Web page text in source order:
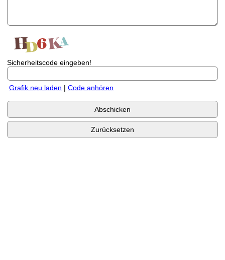
Sicherheitscode eingeben!
Grafik neu laden | Code anhören